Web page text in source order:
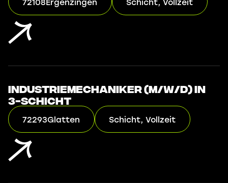
Industriemechaniker (m/w/d) in
3-Schicht
72293Glatten Schicht, Vollzeit